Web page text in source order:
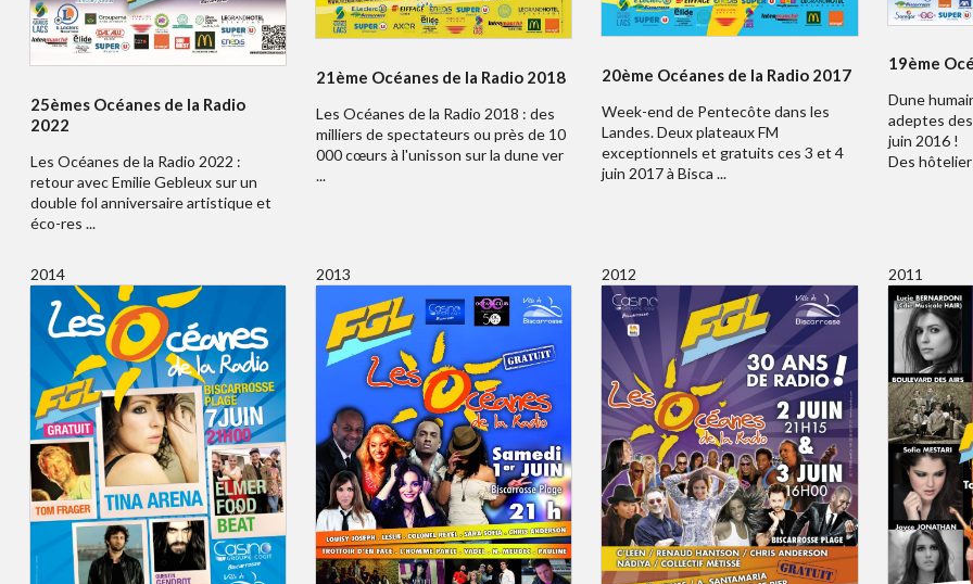
25èmes Océanes de la Radio
2022
Les Océanes de la Radio 2022 :
retour avec Emilie Gebleux sur un
double fol anniversaire artistique et
éco-res ...
21ème Océanes de la Radio 2018
Les Océanes de la Radio 2018 : des
milliers de spectateurs ou près de 10
000 cœurs à l'unisson sur la dune ver
...
20ème Océanes de la Radio 2017
Week-end de Pentecôte dans les
Landes. Deux plateaux FM
exceptionnels et gratuits ces 3 et 4
juin 2017 à Bisca ...
19ème
Dune
adeptes
juin 2016 !
Des
2014 2013 2012 2011